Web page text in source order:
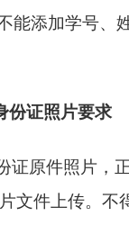
能添加学号、
份证照片要求
证原件照片，
文件上传。不